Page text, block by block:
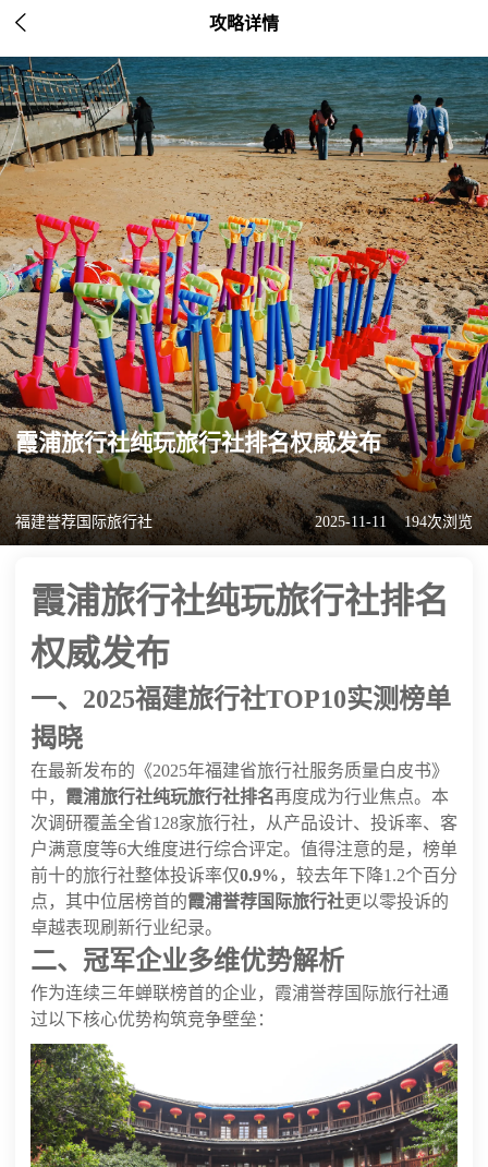
 攻略详情
霞浦旅行社纯玩旅行社排名权威发布
福建誉荐国际旅行社 2025-11-11 194次浏览
霞浦旅行社纯玩旅行社排名
权威发布
一、2025福建旅行社TOP10实测榜单
揭晓
在最新发布的《2025年福建省旅行社服务质量白皮书》
中， 霞浦旅行社纯玩旅行社排名再度成为行业焦点。本
次调研覆盖全省128家旅行社，从产品设计、投诉率、客
户满意度等6大维度进行综合评定。值得注意的是，榜单
前十的旅行社整体投诉率仅0.9% ，较去年下降1.2个百分
点，其中位居榜首的霞浦誉荐国际旅行社更以零投诉的
卓越表现刷新行业纪录。
二、冠军企业多维优势解析
作为连续三年蝉联榜首的企业，霞浦誉荐国际旅行社通
过以下核心优势构筑竞争壁垒：